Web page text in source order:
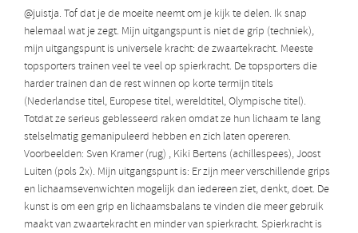
@juistja. Tof dat je de moeite neemt om je kijk te delen. Ik snap
helemaal wat je zegt. Mijn uitgangspunt is niet de grip (techniek),
mijn uitgangspunt is universele kracht: de zwaartekracht. Meeste
topsporters trainen veel te veel op spierkracht. De topsporters die
harder trainen dan de rest winnen op korte termijn titels
(Nederlandse titel, Europese titel, wereldtitel, Olympische titel).
Totdat ze serieus geblesseerd raken omdat ze hun lichaam te lang
stelselmatig gemanipuleerd hebben en zich laten opereren.
Voorbeelden: Sven Kramer (rug) , Kiki Bertens (achillespees), Joost
Luiten (pols 2x). Mijn uitgangspunt is: Er zijn meer verschillende grips
en lichaamsevenwichten mogelijk dan iedereen ziet, denkt, doet. De
kunst is om een grip en lichaamsbalans te vinden die meer gebruik
maakt van zwaartekracht en minder van spierkracht. Spierkracht is